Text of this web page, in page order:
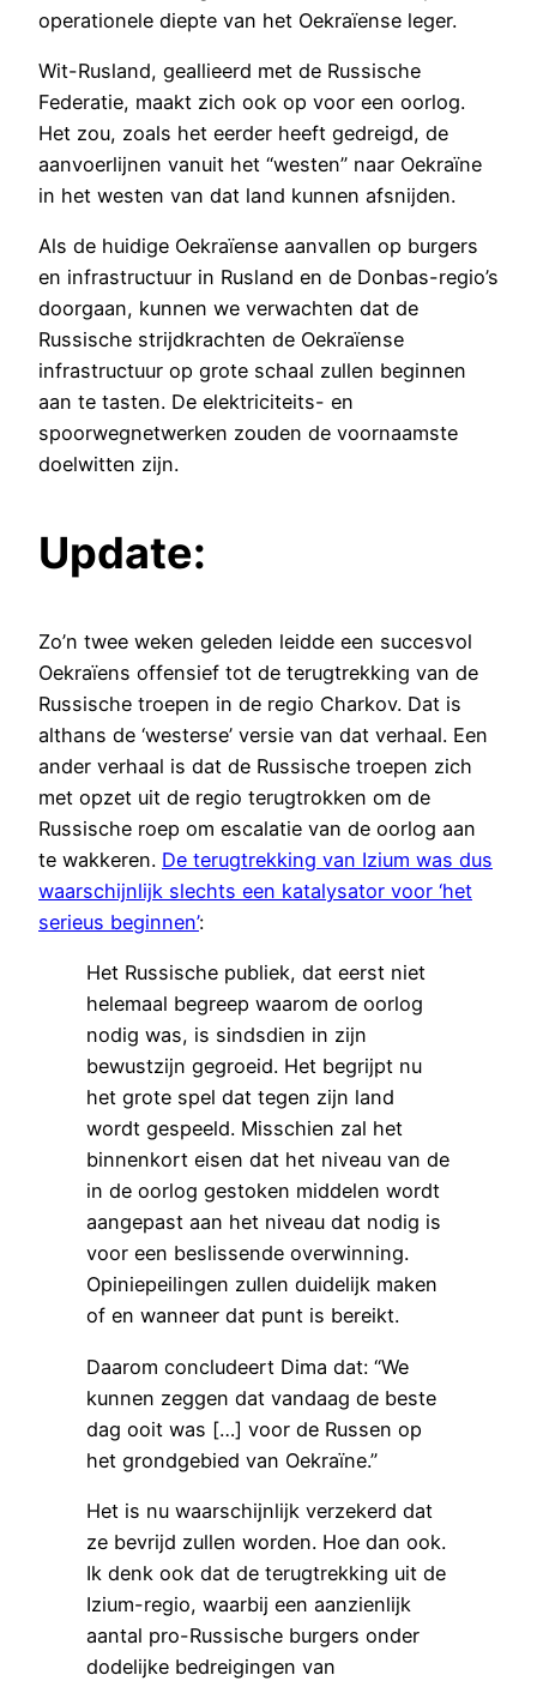
operationele diepte van het Oekraïense leger.
Wit-Rusland, geallieerd met de Russische
Federatie, maakt zich ook op voor een oorlog.
Het zou, zoals het eerder heeft gedreigd, de
aanvoerlijnen vanuit het “westen” naar Oekraïne
in het westen van dat land kunnen afsnijden.
Als de huidige Oekraïense aanvallen op burgers
en infrastructuur in Rusland en de Donbas-regio’s
doorgaan, kunnen we verwachten dat de
Russische strijdkrachten de Oekraïense
infrastructuur op grote schaal zullen beginnen
aan te tasten. De elektriciteits- en
spoorwegnetwerken zouden de voornaamste
doelwitten zijn.
Update:
Zo’n twee weken geleden leidde een succesvol
Oekraïens offensief tot de terugtrekking van de
Russische troepen in de regio Charkov. Dat is
althans de ‘westerse’ versie van dat verhaal. Een
ander verhaal is dat de Russische troepen zich
met opzet uit de regio terugtrokken om de
Russische roep om escalatie van de oorlog aan
te wakkeren. De terugtrekking van Izium was dus
waarschijnlijk slechts een katalysator voor ‘het
serieus beginnen’:
Het Russische publiek, dat eerst niet
helemaal begreep waarom de oorlog
nodig was, is sindsdien in zijn
bewustzijn gegroeid. Het begrijpt nu
het grote spel dat tegen zijn land
wordt gespeeld. Misschien zal het
binnenkort eisen dat het niveau van de
in de oorlog gestoken middelen wordt
aangepast aan het niveau dat nodig is
voor een beslissende overwinning.
Opiniepeilingen zullen duidelijk maken
of en wanneer dat punt is bereikt.
Daarom concludeert Dima dat: “We
kunnen zeggen dat vandaag de beste
dag ooit was […] voor de Russen op
het grondgebied van Oekraïne.”
Het is nu waarschijnlijk verzekerd dat
ze bevrijd zullen worden. Hoe dan ook.
Ik denk ook dat de terugtrekking uit de
Izium-regio, waarbij een aanzienlijk
aantal pro-Russische burgers onder
dodelijke bedreigingen van